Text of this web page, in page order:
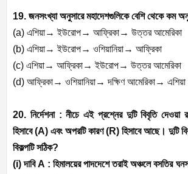
19. জনসংখ্যা অনুসারে মহাদেশগুলিকে বেশি থেকে কম
(a) এশিয়া→ ইউরোপ→ আফ্রিকা→ উত্তর আমেরিকা
(b) এশিয়া→ ইউরোপ→ ওশিয়ানিয়া→ আফ্রিকা
(c) এশিয়া→ আফ্রিকা→ ইউরোপ→ উত্তর আমেরিকা
(d) আফ্রিকা→ ওশিয়ানিয়া→ দক্ষিণ আমেরিকা→
20. নির্দেশনা : নীচে এই প্রশ্নের দুটি বিবৃতি দেওয়া
হিসাবে (A) এবং অপরটি কারণ (R) হিসাবে আছে। দুটি
বিকল্পটি সঠিক?
(i)দাবিA : হিমালয়ের পাদদেশে তরাই অঞ্চলে বসতির